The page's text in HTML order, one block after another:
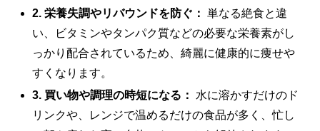
2. 栄養失調やリバウンドを防ぐ： 単なる絶食と違
い、ビタミンやタンパク質などの必要な栄養素がし
っかり配合されているため、綺麗に健康的に痩せや
すくなります。
3. 買い物や調理の時短になる：
水に溶かすだけのド
リンクや、レンジで温めるだけの食品が多く、忙し